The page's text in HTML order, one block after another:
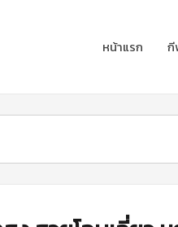
หน้าแรก กี